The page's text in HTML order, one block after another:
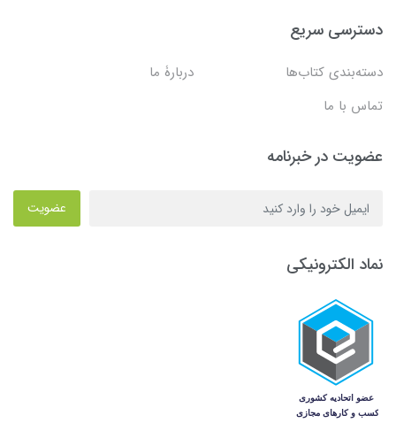
دسترسی سریع
دسته‌بندی کتاب‌ها
دربارۀ ما
تماس با ما
عضویت در خبرنامه
عضویت
نماد الکترونیکی